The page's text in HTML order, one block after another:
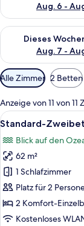
Aug. 6 -
Dieses
Aug. 7 -
Überprüfe die
Verfügbare
Filter
für
Zimmer
Alle Zimmer 2 Betten
Anzeige von 11 von 11
Alle
Fotos
für
Standard-
Nichtraucher
anzeigen
3
Standard-
Blick auf den
62 m²
1 Schlafzimmer
Platz für 2
2 Komfort-
Kostenloses